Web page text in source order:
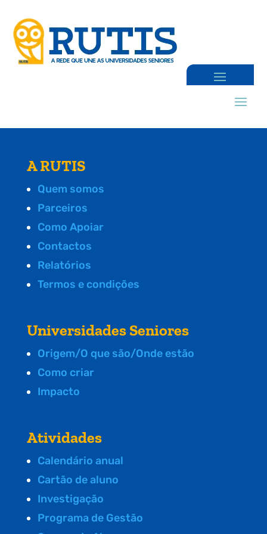
A RUTIS
Quem somos
Parceiros
Como Apoiar
Contactos
Relatórios
Termos e condições
Universidades Seniores
Origem/O que são/Onde estão
Como criar
Impacto
Atividades
Calendário anual
Cartão de aluno
Investigação
Programa de Gestão